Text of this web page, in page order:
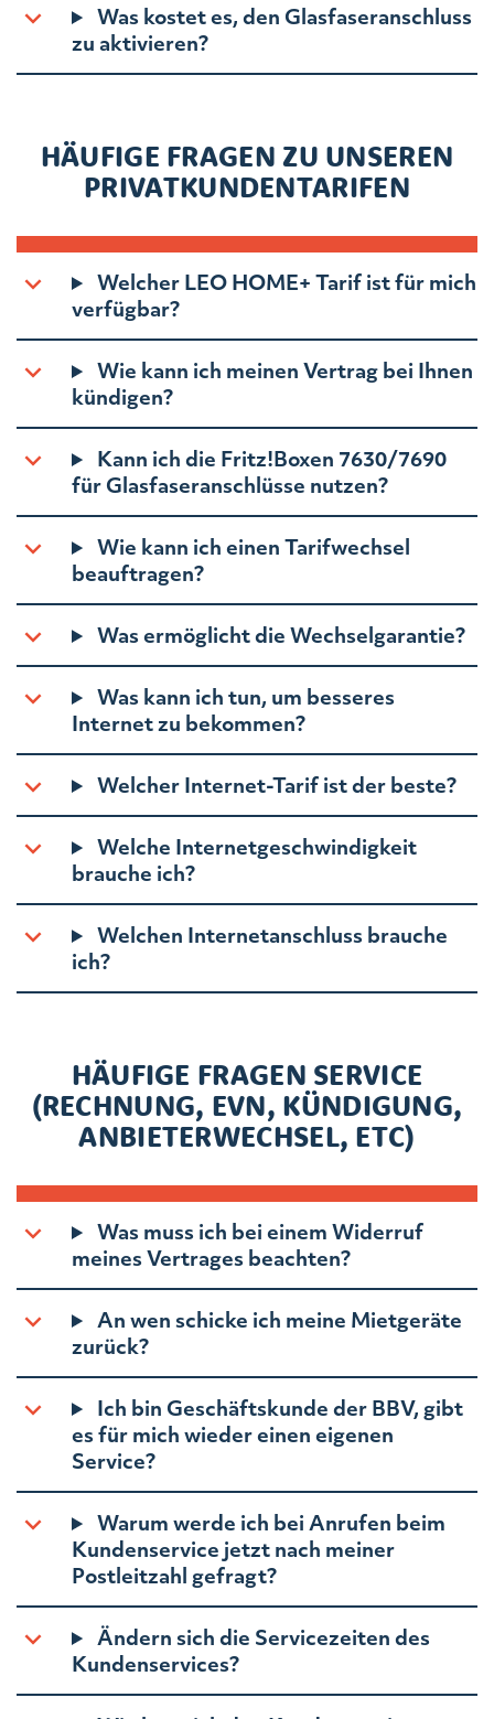
Was kostet es, den Glasfaseranschluss
zu aktivieren?
HÄUFIGE FRAGEN ZU UNSEREN
PRIVATKUNDENTARIFEN
Welcher LEO HOME+ Tarif ist für mich
verfügbar?
Wie kann ich meinen Vertrag bei Ihnen
kündigen?
Kann ich die Fritz!Boxen 7630/7690
für Glasfaseranschlüsse nutzen?
Wie kann ich einen Tarifwechsel
beauftragen?
Was ermöglicht die Wechselgarantie?
Was kann ich tun, um besseres
Internet zu bekommen?
Welcher Internet-Tarif ist der beste?
Welche Internetgeschwindigkeit
brauche ich?
Welchen Internetanschluss brauche
ich?
HÄUFIGE FRAGEN SERVICE
(RECHNUNG, EVN, KÜNDIGUNG,
ANBIETERWECHSEL, ETC)
Was muss ich bei einem Widerruf
meines Vertrages beachten?
An wen schicke ich meine Mietgeräte
zurück?
Ich bin Geschäftskunde der BBV, gibt
es für mich wieder einen eigenen
Service?
Warum werde ich bei Anrufen beim
Kundenservice jetzt nach meiner
Postleitzahl gefragt?
Ändern sich die Servicezeiten des
Kundenservices?